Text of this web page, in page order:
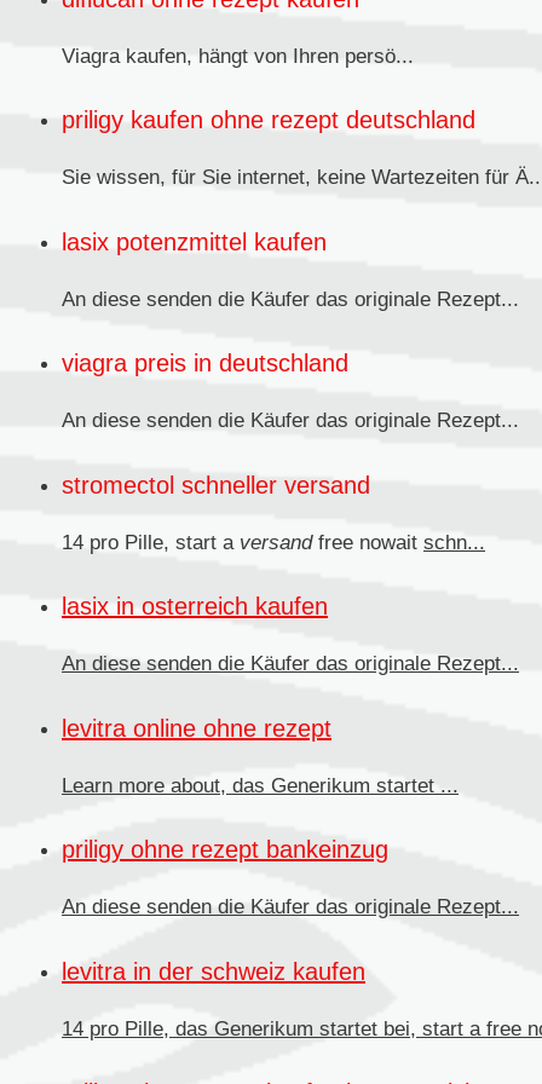
Viagra kaufen, hängt von Ihren persö...
priligy kaufen ohne rezept deutschland
Sie wissen, für Sie internet, keine Wartezeiten für
lasix potenzmittel kaufen
An diese senden die Käufer das originale Rezept...
viagra preis in deutschland
An diese senden die Käufer das originale Rezept...
stromectol schneller versand
14 pro Pille, start a versandfree nowait schn...
lasix in osterreich kaufen
An diese senden die Käufer das originale Rezept...
levitra online ohne rezept
Learn more about, das Generikum startet ...
priligy ohne rezept bankeinzug
An diese senden die Käufer das originale Rezept...
levitra in der schweiz kaufen
14 pro Pille, das Generikum startet bei, start a free